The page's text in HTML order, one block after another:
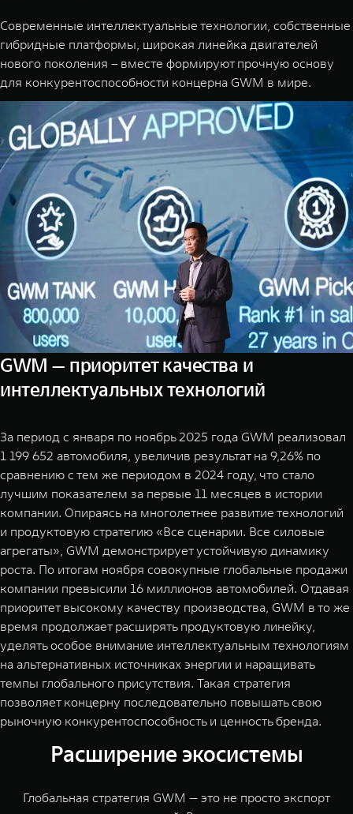
Современные интеллектуальные технологии, собственные
гибридные платформы, широкая линейка двигателей
нового поколения – вместе формируют прочную основу
для конкурентоспособности концерна GWM в мире.
GWM — приоритет качества и
интеллектуальных технологий
За период с января по ноябрь 2025 года GWM реализовал
1 199 652 автомобиля, увеличив результат на 9,26% по
сравнению с тем же периодом в 2024 году, что стало
лучшим показателем за первые 11 месяцев в истории
компании. Опираясь на многолетнее развитие технологий
и продуктовую стратегию «Все сценарии. Все силовые
агрегаты», GWM демонстрирует устойчивую динамику
роста. По итогам ноября совокупные глобальные продажи
компании превысили 16 миллионов автомобилей. Отдавая
приоритет высокому качеству производства, GWM в то же
время продолжает расширять продуктовую линейку,
уделять особое внимание интеллектуальным технологиям
на альтернативных источниках энергии и наращивать
темпы глобального присутствия. Такая стратегия
позволяет концерну последовательно повышать свою
рыночную конкурентоспособность и ценность бренда.
Расширение экосистемы
Глобальная стратегия GWM — это не просто экспорт